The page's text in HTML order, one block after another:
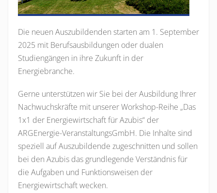
Die neuen Auszubildenden starten am 1. September
2025 mit Berufsausbildungen oder dualen
Studiengängen in ihre Zukunft in der
Energiebranche.
Gerne unterstützen wir Sie bei der Ausbildung Ihrer
Nachwuchskräfte mit unserer Workshop-Reihe „Das
1x1 der Energiewirtschaft für Azubis“ der
ARGEnergie-VeranstaltungsGmbH. Die Inhalte sind
speziell auf Auszubildende zugeschnitten und sollen
bei den Azubis das grundlegende Verständnis für
die Aufgaben und Funktionsweisen der
Energiewirtschaft wecken.